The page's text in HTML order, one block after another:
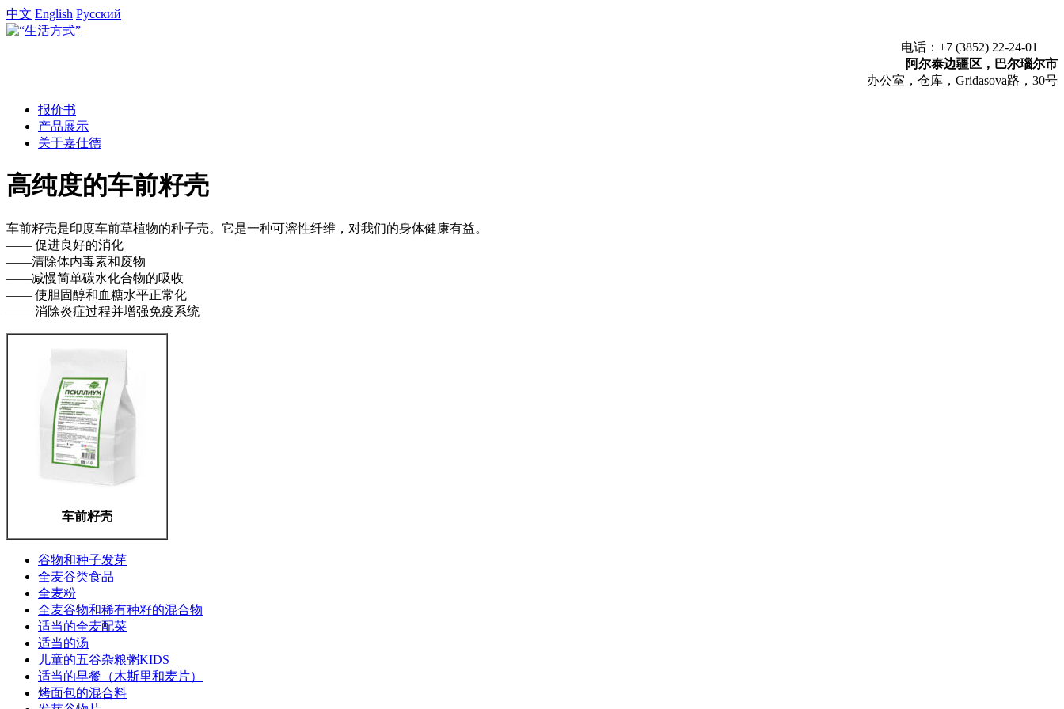
中文 English Русский
电话：+7 (3852) 22-24-01
阿尔泰边疆区，巴尔瑙尔市
办公室，仓库，Gridasova路，30号
报价书
产品展示
关于嘉仕德
高纯度的车前籽壳
车前籽壳是印度车前草植物的种子壳。它是一种可溶性纤维，对我们的身体健康有益。
—— 促进良好的消化
——清除体内毒素和废物
——减慢简单碳水化合物的吸收
—— 使胆固醇和血糖水平正常化
—— 消除炎症过程并增强免疫系统
车前籽壳
谷物和种子发芽
全麦谷类食品
全麦粉
全麦谷物和稀有种籽的混合物
适当的全麦配菜
适当的汤
儿童的五谷杂粮粥KIDS
适当的早餐（木斯里和麦片）
烤面包的混合料